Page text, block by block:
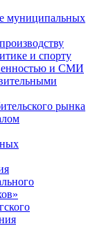
муниципальных
и спорту
и СМИ
рынка